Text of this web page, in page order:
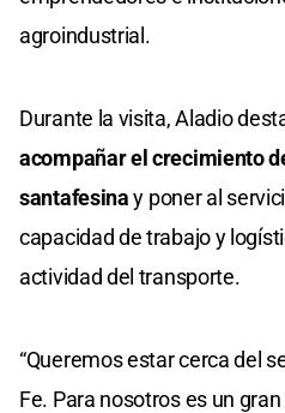
agroindustrial.
Durante la visita, Aladio
acompañar el crecimiento
santafesinay poner al
capacidad de trabajo y
actividad del transporte.
“Queremos estar cerca del
Fe. Para nosotros es un